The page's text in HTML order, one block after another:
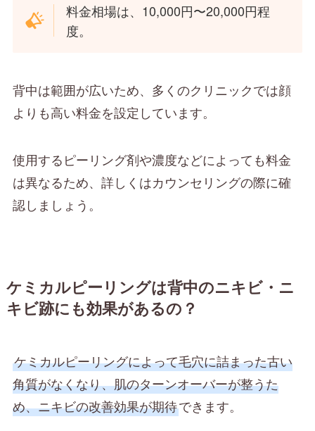
料金相場は、10,000円〜20,000円程
度。
背中は範囲が広いため、多くのクリニックでは顔
よりも高い料金を設定しています。
使用するピーリング剤や濃度などによっても料金
は異なるため、詳しくはカウンセリングの際に確
認しましょう。
ケミカルピーリングは背中のニキビ・ニ
キビ跡にも効果があるの？
ケミカルピーリングによって毛穴に詰まった古い
角質がなくなり、肌のターンオーバーが整うた
め、ニキビの改善効果が期待できます。